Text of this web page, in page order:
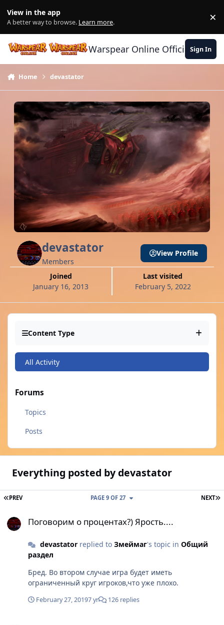
View in the app
A better way to browse. Learn more. ×
Warspear Online Official Forum
Sign In
Home devastator
devastator
Members
Joined
January 16, 2013
Last visited
February 5, 2022
View Profile
Content Type
All Activity
Forums
Topics
Posts
Everything posted by devastator
FIRST PAGE
PREV NEXT
PAGE 9 OF 27
Поговорим о процентах?) Ярость....
devastatorreplied to Змеймаг's topic in Общий
раздел
Бред. Во втором случае игра будет иметь
ограниченный круг игроков,что уже плохо.
February 27, 20197 yr 126 replies